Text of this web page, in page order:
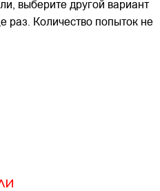
выберите другой вариант
раз. Количество попыток не